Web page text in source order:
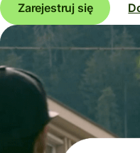
Zarejestruj się